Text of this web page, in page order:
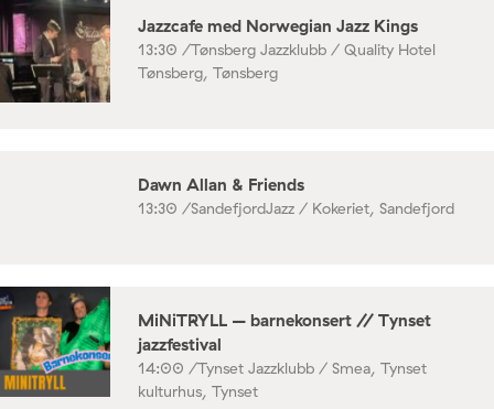
Jazzcafe med Norwegian Jazz Kings
13:30 /Tønsberg Jazzklubb / Quality Hotel
Tønsberg, Tønsberg
Dawn Allan & Friends
13:30 /SandefjordJazz / Kokeriet, Sandefjord
MiNiTRYLL – barnekonsert // Tynset
jazzfestival
14:00 /Tynset Jazzklubb / Smea, Tynset
kulturhus, Tynset